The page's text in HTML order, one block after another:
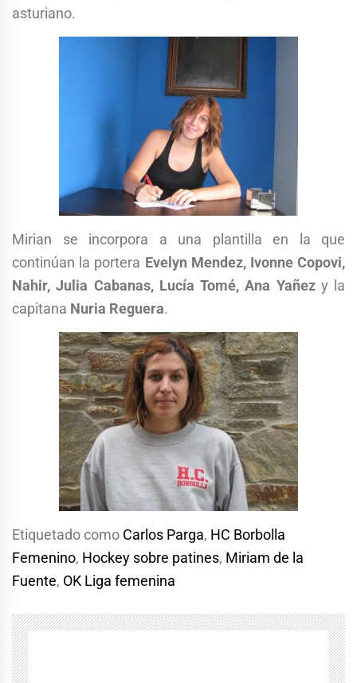
asturiano.
Mirian se incorpora a una plantilla en la que
continúan la portera Evelyn Mendez, Ivonne Copovi,
Nahir, Julia Cabanas, Lucía Tomé, Ana Yañezy la
capitana Nuria Reguera.
Etiquetado como Carlos Parga, HC Borbolla
Femenino, Hockey sobre patines, Miriam de la
Fuente, OK Liga femenina